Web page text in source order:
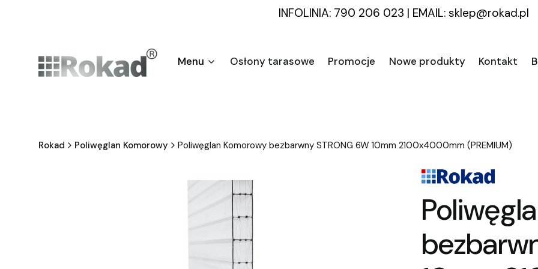
INFOLINIA: 790 206 023 | EMAIL: sklep@rokad.pl
Menu Osłony tarasowe Promocje Nowe produkty Kontakt
Rokad Poliwęglan Komorowy Poliwęglan Komorowy bezbarwny STRONG 6W 10mm 2100x4000mm (PREMIUM)